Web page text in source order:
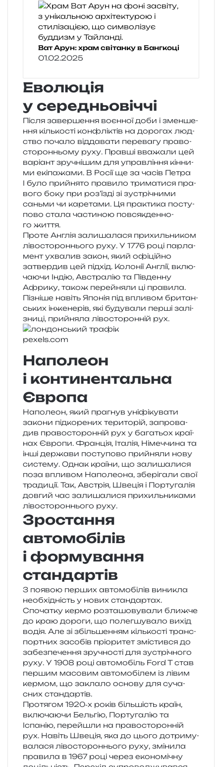
Ват Арун: храм світанку в Бангкоці
01.02.2025
Еволюція
у середньовіччі
Після завер­ше­н­ня воєн­ної доби і змен­ше­
н­ня кіль­ко­сті кон­флі­ктів на доро­гах люд­
ство поча­ло від­да­ва­ти пере­ва­гу пра­во­
сто­рон­ньо­му руху. Правші вва­жа­ли цей
варі­ант зру­чні­шим для управ­лі­н­ня кін­ни­
ми екі­па­жа­ми. В Росії ще за часів Петра
І було прийня­то пра­ви­ло три­ма­ти­ся пра­
во­го боку при роз’їзді зі зустрі­чни­ми
сань­ми чи каре­та­ми. Ця пра­кти­ка посту­
по­во стала части­ною пов­сяк­ден­но­
го життя.
Проте Англія зали­ша­ла­ся при­хиль­ни­ком
ліво­сто­рон­ньо­го руху. У 1776 році пар­ла­
мент ухва­лив закон, який офі­цій­но
затвер­див цей під­хід. Колонії Англії, вклю­
ча­ю­чи Індію, Австралію та Південну
Африку, також пере­йня­ли ці пра­ви­ла.
Пізніше навіть Японія під впли­вом бри­тан­
ських інже­не­рів, які буду­ва­ли перші залі­
зни­ці, прийня­ла ліво­сто­рон­ній рух.
pexels​.com
Наполеон
і континентальна
Європа
Наполеон, який пра­гнув уні­фі­ку­ва­ти
зако­ни під­ко­ре­них тери­то­рій, запро­ва­
див пра­во­сто­рон­ній рух у бага­тьох кра­ї­
нах Європи. Франція, Італія, Німеччина та
інші дер­жа­ви посту­по­во прийня­ли нову
систе­му. Однак кра­ї­ни, що зали­ша­ли­ся
поза впли­вом Наполеона, збе­рі­га­ли свої
тра­ди­ції. Так, Австрія, Швеція і Португалія
дов­гий час зали­ша­ли­ся при­хиль­ни­ка­ми
ліво­сто­рон­ньо­го руху.
Зростання
автомобілів
і формування
стандартів
З появою пер­ших авто­мо­бі­лів вини­кла
необ­хі­дність у нових стан­дар­тах.
Спочатку кермо роз­та­шо­ву­ва­ли ближ­че
до краю доро­ги, що полег­шу­ва­ло вихід
водія. Але зі збіль­ше­н­ням кіль­ко­сті транс­
порт­них засо­бів прі­о­ри­тет змі­стив­ся до
забез­пе­че­н­ня зру­чно­сті для зустрі­чно­го
руху. У 1908 році авто­мо­біль Ford T став
пер­шим масо­вим авто­мо­бі­лем із лівим
кер­мом, що закла­ло осно­ву для суча­
сних стандартів.
Протягом 1920‑х років біль­шість країн,
вклю­ча­ю­чи Бельгію, Португалію та
Іспанію, пере­йшли на пра­во­сто­рон­ній
рух. Навіть Швеція, яка до цього дотри­му­
ва­ла­ся ліво­сто­рон­ньо­го руху, змі­ни­ла
пра­ви­ла в 1967 році через еко­но­мі­чну